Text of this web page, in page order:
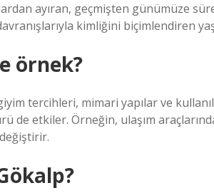
ayıran, geçmişten günümüze
kimliğini biçimlendiren
örnek?
tercihleri, mimari yapılar ve
de etkiler. Örneğin, ulaşım